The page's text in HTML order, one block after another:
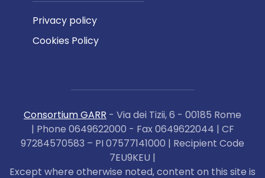
Privacy policy
Cookies Policy
Consortium GARR - Via dei Tizii, 6 - 00185 Rome
| Phone 0649622000 - Fax 0649622044 | CF
97284570583 – PI 07577141000 | Recipient Code
7EU9KEU |
Except where otherwise noted, content on this site is